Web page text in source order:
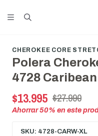
CHEROKEE CORE
Polera
4728
$13.995 $27.990
Ahorrar50% en este
SKU: 4728-CARW-XL